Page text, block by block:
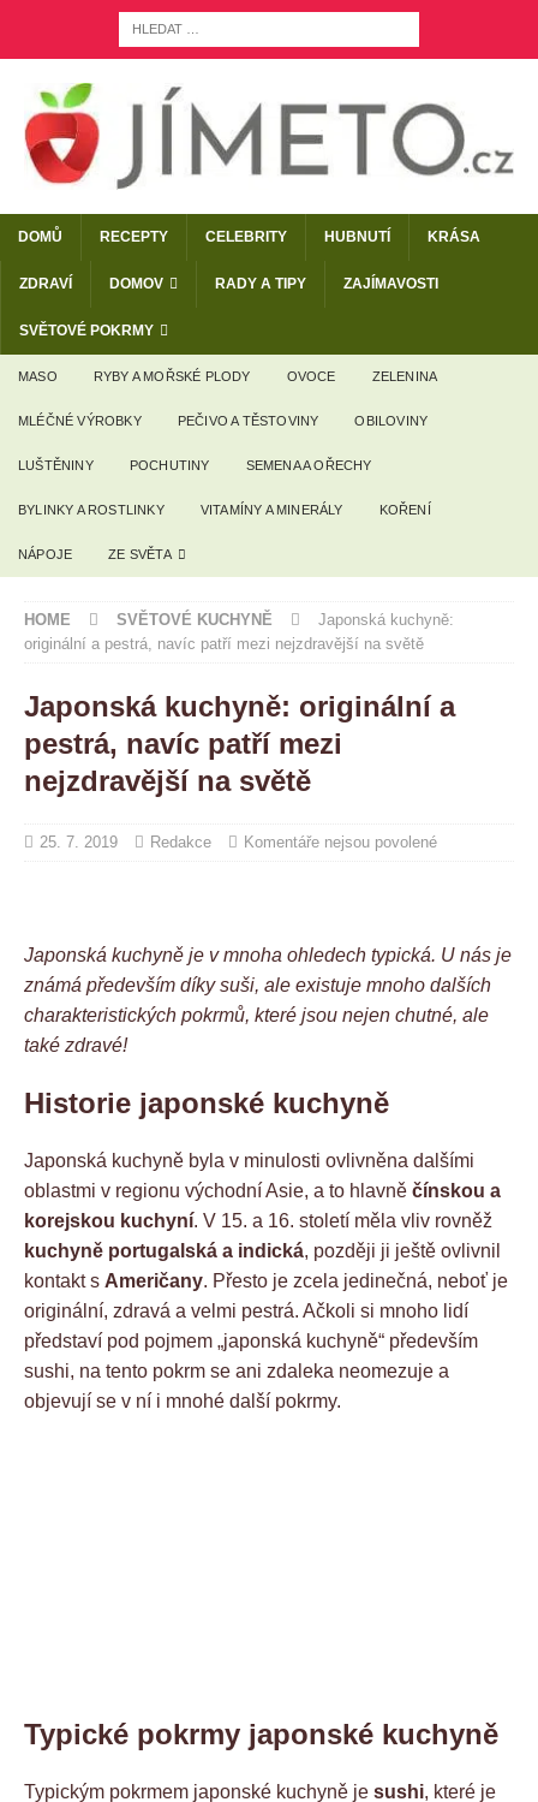
DOMŮ RECEPTY CELEBRITY HUBNUTÍ KRÁSA
ZDRAVÍ DOMOV RADY A TIPY ZAJÍMAVOSTI
SVĚTOVÉ POKRMY
MASO RYBY A MOŘSKÉ PLODY OVOCE ZELENINA
MLÉČNÉ VÝROBKY PEČIVO A TĚSTOVINY OBILOVINY
LUŠTĚNINY POCHUTINY SEMENA A OŘECHY
BYLINKY A ROSTLINKY VITAMÍNY A MINERÁLY KOŘENÍ
NÁPOJE ZE SVĚTA
HOME SVĚTOVÉ KUCHYNĚ
Japonská kuchyně:
originální a pestrá, navíc patří mezi nejzdravější na světě
Japonská kuchyně: originální a
pestrá, navíc patří mezi
nejzdravější na světě
25. 7. 2019 Redakce Komentáře nejsou povolené
Japonská kuchyně je v mnoha ohledech typická. U nás je
známá především díky suši, ale existuje mnoho dalších
charakteristických pokrmů, které jsou nejen chutné, ale
také zdravé!
Historie japonské kuchyně
Japonská kuchyně byla v minulosti ovlivněna dalšími
oblastmi v regionu východní Asie, a to hlavně čínskou a
korejskou kuchyní. V 15. a 16. století měla vliv rovněž
kuchyně portugalská a indická, později ji ještě ovlivnil
kontakt s Američany. Přesto je zcela jedinečná, neboť je
originální, zdravá a velmi pestrá. Ačkoli si mnoho lidí
představí pod pojmem „japonská kuchyně“ především
sushi, na tento pokrm se ani zdaleka neomezuje a
objevují se v ní i mnohé další pokrmy.
Typické pokrmy japonské kuchyně
Typickým pokrmem japonské kuchyně je sushi, které je